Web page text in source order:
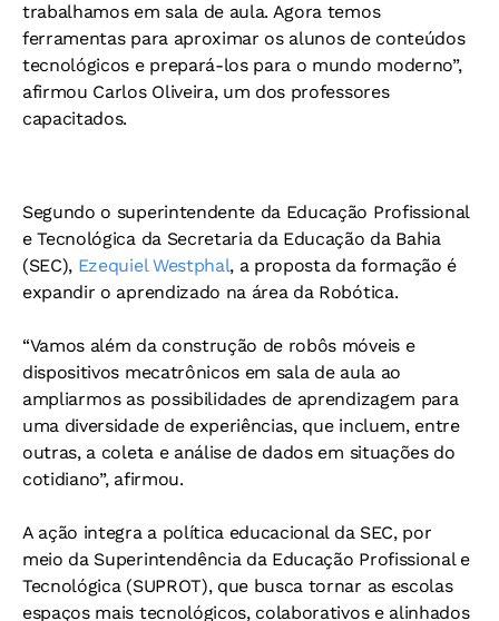
trabalhamos em sala de aula. Agora temos
ferramentas para aproximar os alunos de conteúdos
tecnológicos e prepará-los para o mundo moderno”,
afirmou Carlos Oliveira, um dos professores
capacitados.
Segundo o superintendente da Educação Profissional
e Tecnológica da Secretaria da Educação da Bahia
(SEC), Ezequiel Westphal, a proposta da formação é
expandir o aprendizado na área da Robótica.
“Vamos além da construção de robôs móveis e
dispositivos mecatrônicos em sala de aula ao
ampliarmos as possibilidades de aprendizagem para
uma diversidade de experiências, que incluem, entre
outras, a coleta e análise de dados em situações do
cotidiano”, afirmou.
A ação integra a política educacional da SEC, por
meio da Superintendência da Educação Profissional e
Tecnológica (SUPROT), que busca tornar as escolas
espaços mais tecnológicos, colaborativos e alinhados